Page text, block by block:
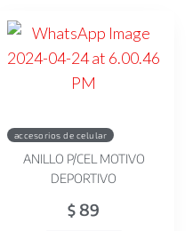
accesorios de celular
ANILLO P/CEL MOTIVO
DEPORTIVO
$ 89